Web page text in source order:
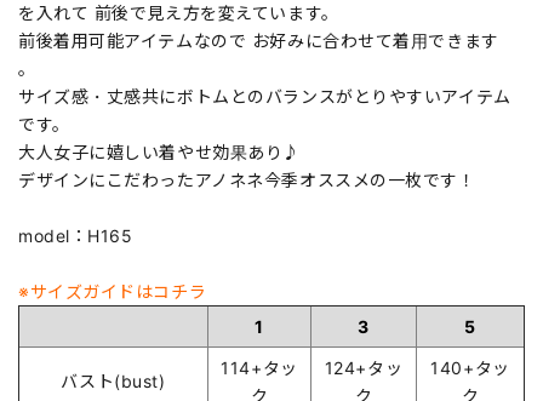
を入れて 前後で見え方を変えています。
前後着用可能アイテムなので お好みに合わせて着用できます
。
サイズ感・丈感共にボトムとのバランスがとりやすいアイテム
です。
大人女子に嬉しい着やせ効果あり♪
デザインにこだわったアノネネ今季オススメの一枚です！
model：H165
※サイズガイドはコチラ
1
3 5
バスト(bust)
114+タッ
ク
124+タッ
ク
140+タッ
ク